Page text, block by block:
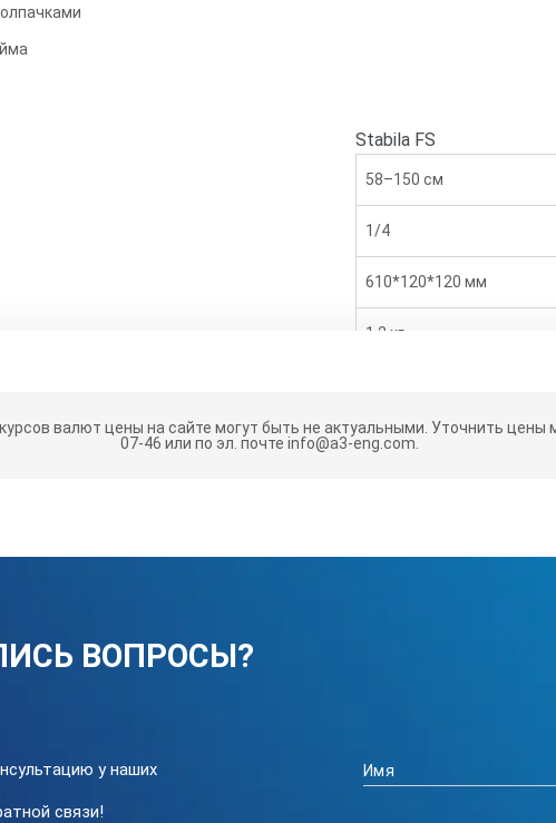
Stabila FS
58–150 см
1/4
610*120*120 мм
1,2 кг
валют цены на сайте могут быть не актуальными. Уточнить цены
07-46 или по эл. почте info@a3-eng.com.
ВОПРОСЫ?
у наших
связи!